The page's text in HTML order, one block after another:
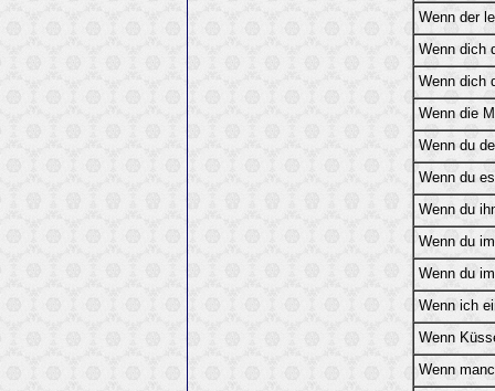
Wenn der
Wenn dich
Wenn dich
Wenn die
Wenn du
Wenn du
Wenn du
Wenn du
Wenn du
Wenn ich
Wenn
Wenn